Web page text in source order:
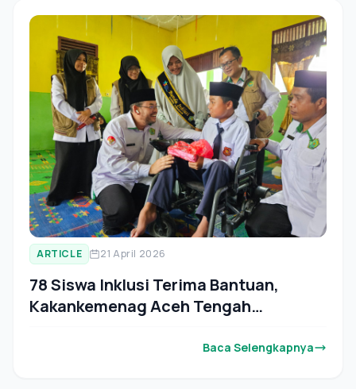
ARTICLE 21 April 2026
78 Siswa Inklusi Terima Bantuan,
Kakankemenag Aceh Tengah
Baca Selengkapnya